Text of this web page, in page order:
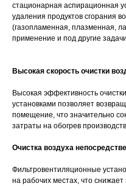
стационарная аспирационная
удаления продуктов сгорания
(газопламенная, плазменная,
применение и под другие
Высокая скорость очистки
Высокая эффективность
установками позволяет
помещение, что значительно
затраты на обогрев
Очистка воздуха
Фильтровентиляционные
на рабочих местах, что